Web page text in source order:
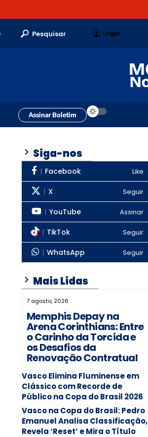
Pesquisar Login
Assinar Boletim
Siga-nos
Facebook Like
X Seguir
YouTube Assinar
TikTok Seguir
WhatsApp Seguir
Mais Lidas
7 agosto, 2026
Memphis Depay na
Arena Corinthians: Entre
o Carinho da Torcida e
os Desafios da
Renovação Contratual
Vasco Elimina Fluminense em
Clássico com Recorde de
Público na Copa do Brasil 2026
Vasco na Copa do Brasil: Pedro
Emanuel Analisa Classificação,
Revela ‘Reset’ e Mira o Título